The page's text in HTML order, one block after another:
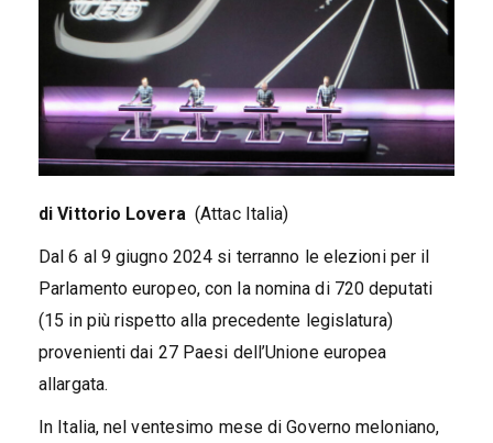
di Vittorio Lovera (Attac Italia)
Dal 6 al 9 giugno 2024 si terranno le elezioni per il
Parlamento europeo, con la nomina di 720 deputati
(15 in più rispetto alla precedente legislatura)
provenienti dai 27 Paesi dell’Unione europea
allargata.
In Italia, nel ventesimo mese di Governo meloniano,